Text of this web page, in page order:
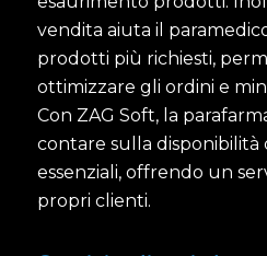
vendita aiuta il
prodotti più richiesti,
ottimizzare gli ordini e
Con ZAG Soft, la
contare sulla disponibilità
essenziali, offrendo un
propri clienti.